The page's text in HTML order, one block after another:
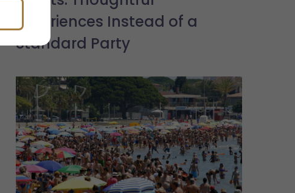
Experiences Instead of a
Standard Party